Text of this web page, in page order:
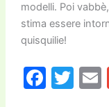
modelli. Poi
stima essere
quisquilie!
F T